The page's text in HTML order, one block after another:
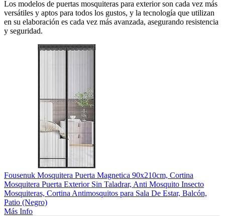
Los modelos de puertas mosquiteras para exterior son cada vez más
versátiles y aptos para todos los gustos, y la tecnología que utilizan
en su elaboración es cada vez más avanzada, asegurando resistencia
y seguridad.
Fousenuk Mosquitera Puerta Magnetica 90x210cm, Cortina
Mosquitera Puerta Exterior Sin Taladrar, Anti Mosquito Insecto
Mosquiteras, Cortina Antimosquitos para Sala De Estar, Balcón,
Patio (Negro)
Más Info